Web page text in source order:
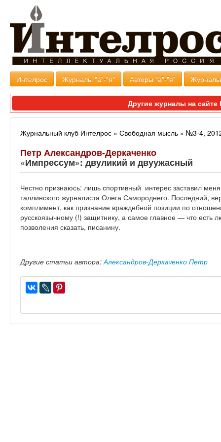
Интелрос Журналы "а"-"я" Авторы "а"-"я"
Другие журналы на
Журнальный клуб Интелрос » Свободная мысль » №3-4,
Петр Александров-Деркаченко
«Импрессум»: двуликий и двуужасный
Честно признаюсь: лишь спортивный интерес заставил
таллинского журналиста Олега Самороднего. Последний,
комплимент, как признание враждебной позиции по
русскоязычному (!) защитнику, а самое главное — что есть
позволения сказать, писанину.
Другие статьи автора:Александров-Деркаченко Петр